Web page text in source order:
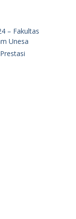
– Fakultas
Unesa